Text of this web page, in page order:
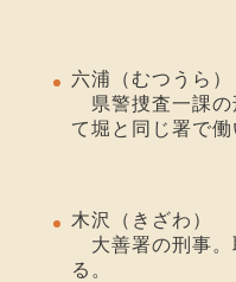
六浦（むつうら）
県警捜査一課の
て堀と同じ署で働
木沢（きざわ）
大善署の刑事。
る。